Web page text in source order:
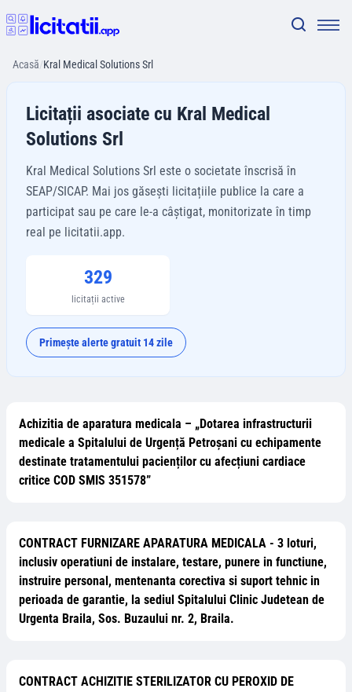
Acasă/Kral Medical Solutions Srl
Licitații asociate cu Kral Medical
Solutions Srl
Kral Medical Solutions Srl este o societate înscrisă în
SEAP/SICAP. Mai jos găsești licitațiile publice la care a
participat sau pe care le-a câștigat, monitorizate în timp
real pe licitatii.app.
329
licitații active
Primește alerte gratuit 14 zile
Achizitia de aparatura medicala – „Dotarea infrastructurii
medicale a Spitalului de Urgență Petroșani cu echipamente
destinate tratamentului pacienților cu afecțiuni cardiace
critice COD SMIS 351578”
CONTRACT FURNIZARE APARATURA MEDICALA - 3 loturi,
inclusiv operatiuni de instalare, testare, punere in functiune,
instruire personal, mentenanta corectiva si suport tehnic in
perioada de garantie, la sediul Spitalului Clinic Judetean de
Urgenta Braila, Sos. Buzaului nr. 2, Braila.
CONTRACT ACHIZITIE STERILIZATOR CU PEROXID DE